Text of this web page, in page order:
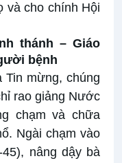
và cho chính Hội
thánh – Giáo
bệnh
Tin mừng, chúng
rao giảng Nước
chạm và chữa
Ngài chạm vào
45), nâng dậy bà